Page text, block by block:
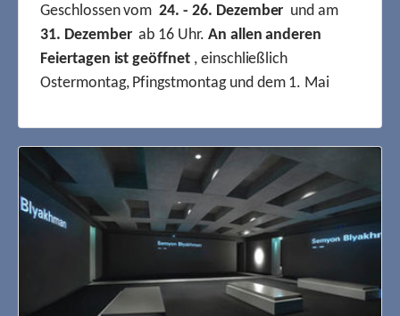
Geschlossen vom24. - 26. Dezember und am
31. Dezemberab 16 Uhr. An allen anderen
Feiertagen ist geöffnet, einschließlich
Ostermontag, Pfingstmontag und dem 1. Mai